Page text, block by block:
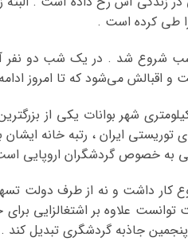
طی کرده است .
شروع شد . در یک شب دو نفر
و اقبالش می‌شود که تا امروز
آقای برزگر در ۱۵ کیلومتری شهر
توریستی ایران ، رتبه خانه
کار داشت و نه از طرف دولت
علاوه بر اشتغالزایی برای
جاذبه گردشگری تبدیل کند .